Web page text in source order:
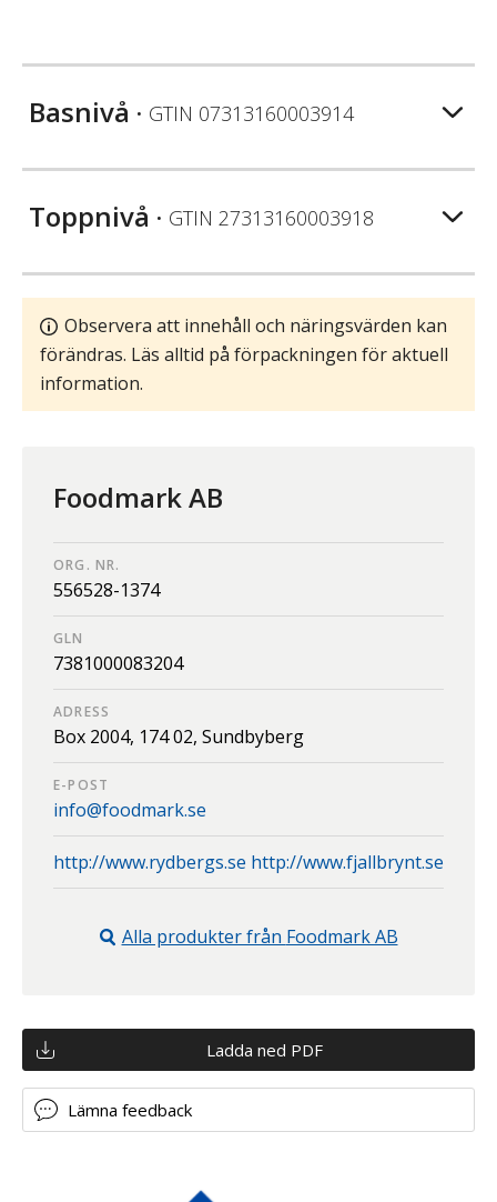
Basnivå • GTIN 07313160003914
Toppnivå • GTIN 27313160003918
Observera att innehåll och näringsvärden kan
förändras. Läs alltid på förpackningen för aktuell
information.
Foodmark AB
ORG. NR.
556528-1374
GLN
7381000083204
ADRESS
Box 2004, 174 02, Sundbyberg
E-POST
info@foodmark.se
http://www.rydbergs.se http://www.fjallbrynt.se
Alla produkter från Foodmark AB
Ladda ned PDF
Lämna feedback